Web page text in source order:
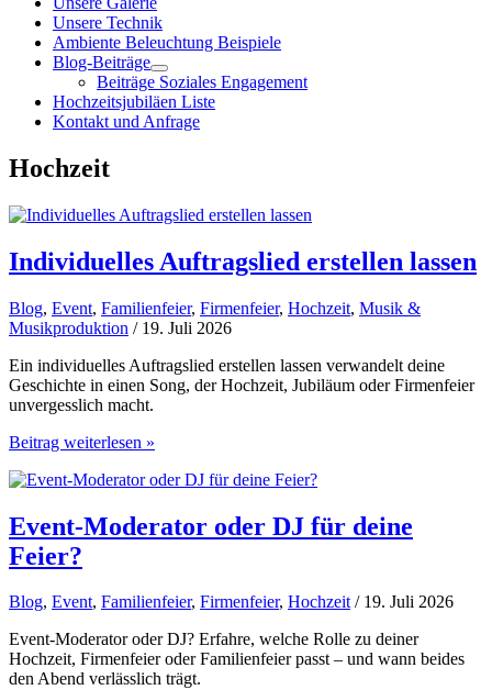
Unsere Technik
Ambiente Beleuchtung Beispiele
Blog-Beiträge
Beiträge Soziales Engagement
Hochzeitsjubiläen Liste
Kontakt und Anfrage
Hochzeit
Individuelles Auftragslied erstellen lassen
Blog, Event, Familienfeier, Firmenfeier, Hochzeit, Musik &
Musikproduktion / 19. Juli 2026
Ein individuelles Auftragslied erstellen lassen verwandelt deine
Geschichte in einen Song, der Hochzeit, Jubiläum oder Firmenfeier
unvergesslich macht.
Individuelles
erstellen
Beitrag weiterlesen »
Event-Moderator oder DJ für deine
Feier?
Blog, Event, Familienfeier, Firmenfeier, Hochzeit/ 19. Juli 2026
Event-Moderator oder DJ? Erfahre, welche Rolle zu deiner
Hochzeit, Firmenfeier oder Familienfeier passt – und wann beides
den Abend verlässlich trägt.